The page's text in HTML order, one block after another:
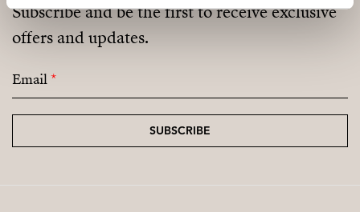
Subscribe and be the first to receive exclusive
offers and updates.
Email*
SUBSCRIBE